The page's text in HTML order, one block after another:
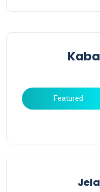
Featured